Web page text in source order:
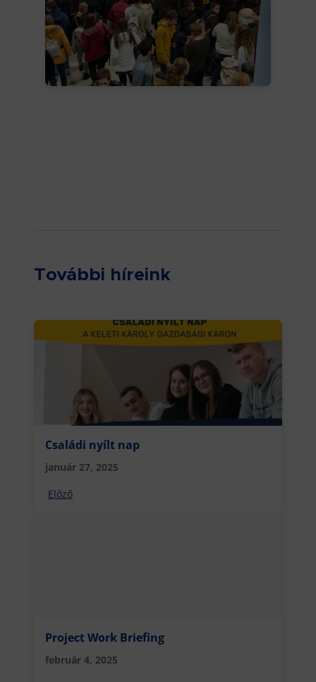
További híreink
Családi nyílt nap
január 27, 2025
Előző
Project Work Briefing
február 4, 2025